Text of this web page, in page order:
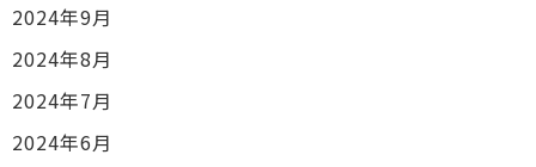
2024年9月
2024年8月
2024年7月
2024年6月